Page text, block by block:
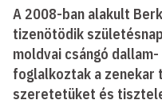
A 2008-ban alakult
tizenötödik
moldvai csángó
foglalkoztak a zenekar
szeretetüket és